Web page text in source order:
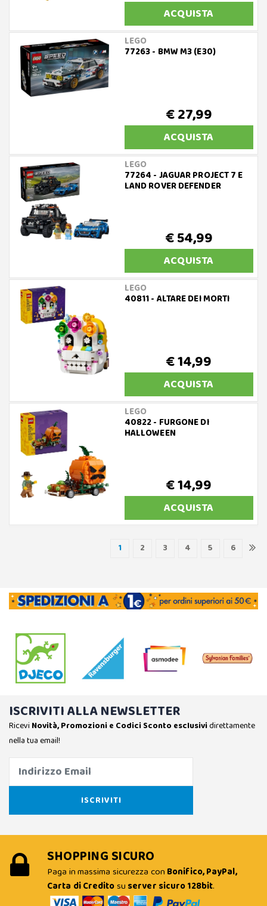
ACQUISTA
LEGO
77263 - BMW M3 (E30)
€ 27,99
ACQUISTA
LEGO
77264 - JAGUAR PROJECT 7 E
LAND ROVER DEFENDER
€ 54,99
ACQUISTA
LEGO
40811 - ALTARE DEI MORTI
€ 14,99
ACQUISTA
LEGO
40822 - FURGONE DI
HALLOWEEN
€ 14,99
ACQUISTA
1 2 3 4 5 6
ISCRIVITI ALLA NEWSLETTER
Ricevi Novità, Promozioni e Codici Sconto esclusividirettamente
nella tua email!
SHOPPING SICURO
Paga in massima sicurezza con Bonifico, PayPal,
Carta di Creditosu server sicuro 128bit.